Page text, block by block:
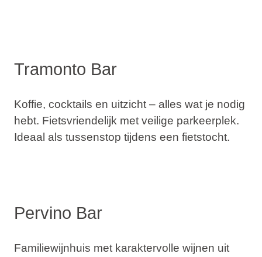
Tramonto Bar
Koffie, cocktails en uitzicht – alles wat je nodig
hebt. Fietsvriendelijk met veilige parkeerplek.
Ideaal als tussenstop tijdens een fietstocht.
Pervino Bar
Familiewijnhuis met karaktervolle wijnen uit